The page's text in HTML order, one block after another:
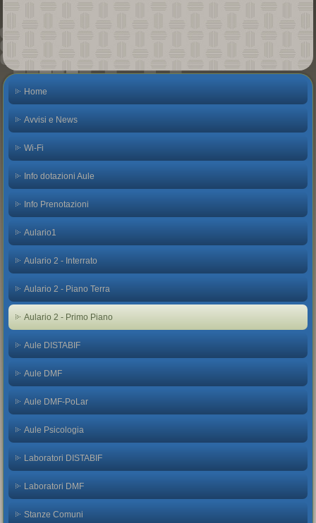
Home
Avvisi e News
Wi-Fi
Info dotazioni Aule
Info Prenotazioni
Aulario1
Aulario 2 - Interrato
Aulario 2 - Piano Terra
Aulario 2 - Primo Piano
Aule DISTABIF
Aule DMF
Aule DMF-PoLar
Aule Psicologia
Laboratori DISTABIF
Laboratori DMF
Stanze Comuni